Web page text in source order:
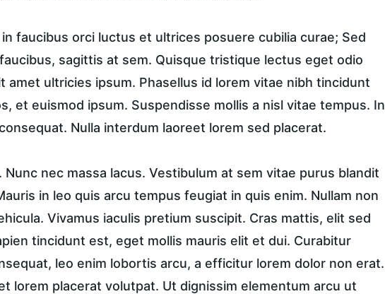
faucibus orci luctus et ultrices posuere cubilia curae; Sed
sagittis at sem. Quisque tristique lectus eget odio
amet ultricies ipsum. Phasellus id lorem vitae nibh tincidunt
et euismod ipsum. Suspendisse mollis a nisl vitae tempus. In
Nulla interdum laoreet lorem sed placerat.
nec massa lacus. Vestibulum at sem vitae purus blandit
in leo quis arcu tempus feugiat in quis enim. Nullam non
Vivamus iaculis pretium suscipit. Cras mattis, elit sed
tincidunt est, eget mollis mauris elit et dui. Curabitur
leo enim lobortis arcu, a efficitur lorem dolor non erat.
lorem placerat volutpat. Ut dignissim elementum arcu ut